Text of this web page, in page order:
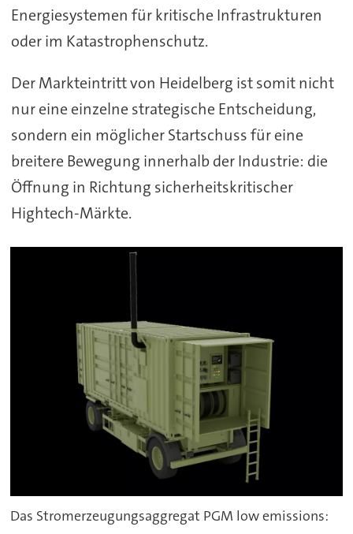
Energiesystemen für kritische Infrastrukturen
oder im Katastrophenschutz.
Der Markteintritt von Heidelberg ist somit nicht
nur eine einzelne strategische Entscheidung,
sondern ein möglicher Startschuss für eine
breitere Bewegung innerhalb der Industrie: die
Öffnung in Richtung sicherheitskritischer
Hightech-Märkte.
Das Stromerzeugungsaggregat PGM low emissions: